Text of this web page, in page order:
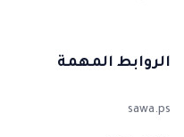
الروابط المهمة
sawa.ps